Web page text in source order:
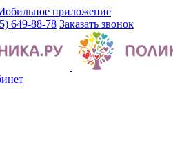
приложение
649-88-78 Заказать звонок